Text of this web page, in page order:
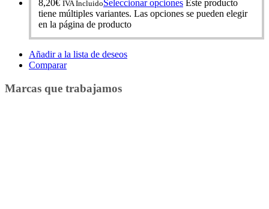
8,20€ IVA IncluidoSeleccionar opciones Este producto
tiene múltiples variantes. Las opciones se pueden elegir
en la página de producto
Añadir a la lista de deseos
Comparar
Marcas que trabajamos